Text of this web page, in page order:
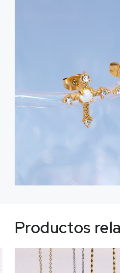
Productos